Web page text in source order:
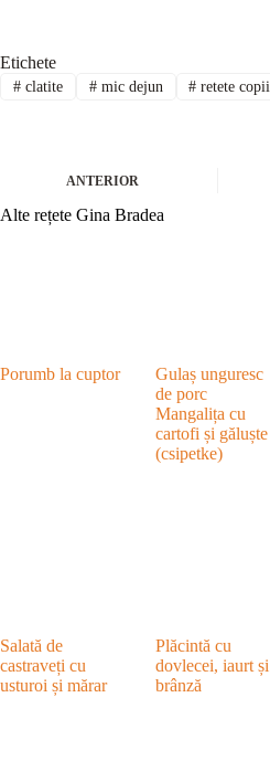
Etichete
#clatite #mic dejun # retete copii
ANTERIOR
Alte rețete Gina Bradea
Porumb la cuptor
Gulaș unguresc
de porc
Mangalița cu
cartofi și găluște
(csipetke)
Salată de
castraveți cu
usturoi și mărar
Plăcintă cu
dovlecei, iaurt și
brânză